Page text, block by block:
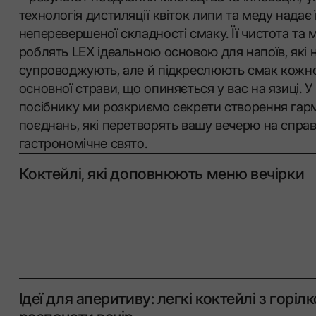
технологія дистиляції квіток липи та меду надає
неперевершеної складності смаку. Її чистота та
роблять LEX ідеальною основою для напоїв, які
супроводжують, але й підкреслюють смак
основної страви, що опиняється у вас на язиці.
посібнику ми розкриємо секрети створення
поєднань, які перетворять вашу вечерю на
гастрономічне свято.
Коктейлі, які доповнюють меню вечірки
Ідеї для аперитиву: легкі коктейлі з